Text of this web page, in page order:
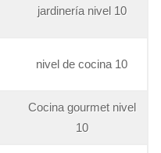
jardinería nivel 10
nivel de cocina 10
Cocina gourmet nivel
10